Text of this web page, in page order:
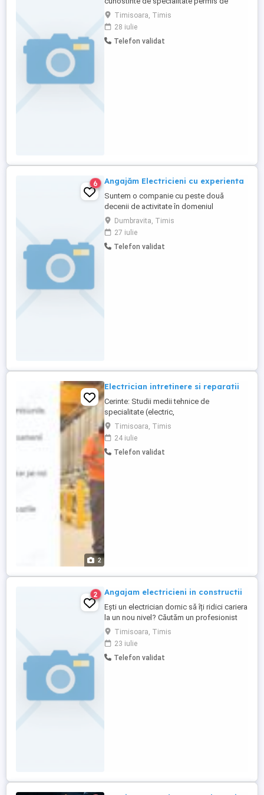
conducere categoria B Oferim salariu
atractiv. Detalii la telefon:
Timisoara, Timis
28 iulie
Telefon validat
6 Angajăm Electricieni cu experienta
Suntem o companie cu peste două
decenii de activitate în domeniul
instalațiilor electrice. Ne extindem echipa
și căutăm electricieni Constituie avantaj:
deținerea permisului de conducere (cat. B)
Oferim: Contract de muncă pe perioadă
Dumbravita, Timis
27 iulie
Telefon validat
2
Electrician intretinere si reparatii
Cerinte: Studii medii tehnice de
specialitate (electric,
electromecanic,electrotehnic).Studiile
superioare in domeniul tehnic reprezintă
un avantaj. Experienta necesară: minim 2
ani de zile; Cunostinte tehnice:
Timisoara, Timis
24 iulie
Telefon validat
2 Angajam electricieni in constructii
Ești un electrician dornic să îți ridici cariera
la un nou nivel? Căutăm un profesionist
entuziast să se alăture echipei noastre
inovatoare! Dacă ești pasionat de instalații
electrice din clădiri și te descurci în medii
dinamice, această oportunitate este
Timisoara, Timis
23 iulie
Telefon validat